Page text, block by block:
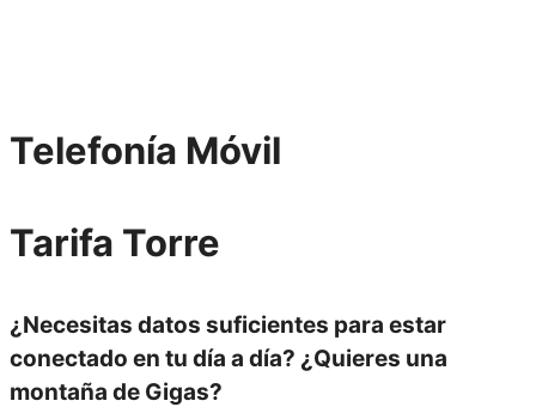
Telefonía Móvil
Tarifa Torre
¿Necesitas datos suficientes para estar
conectado en tu día a día? ¿Quieres una
montaña de Gigas?